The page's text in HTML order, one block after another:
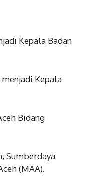
Kepala Badan
Kepala
Bidang
Sumberdaya
(MAA).